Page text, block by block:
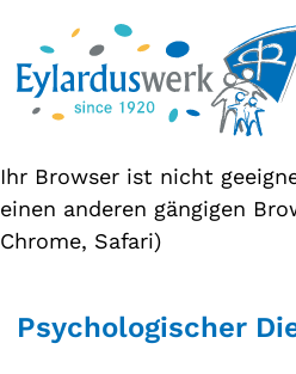
Ihr Browser ist nicht
einen anderen gängigen
Chrome, Safari)
Psychologischer